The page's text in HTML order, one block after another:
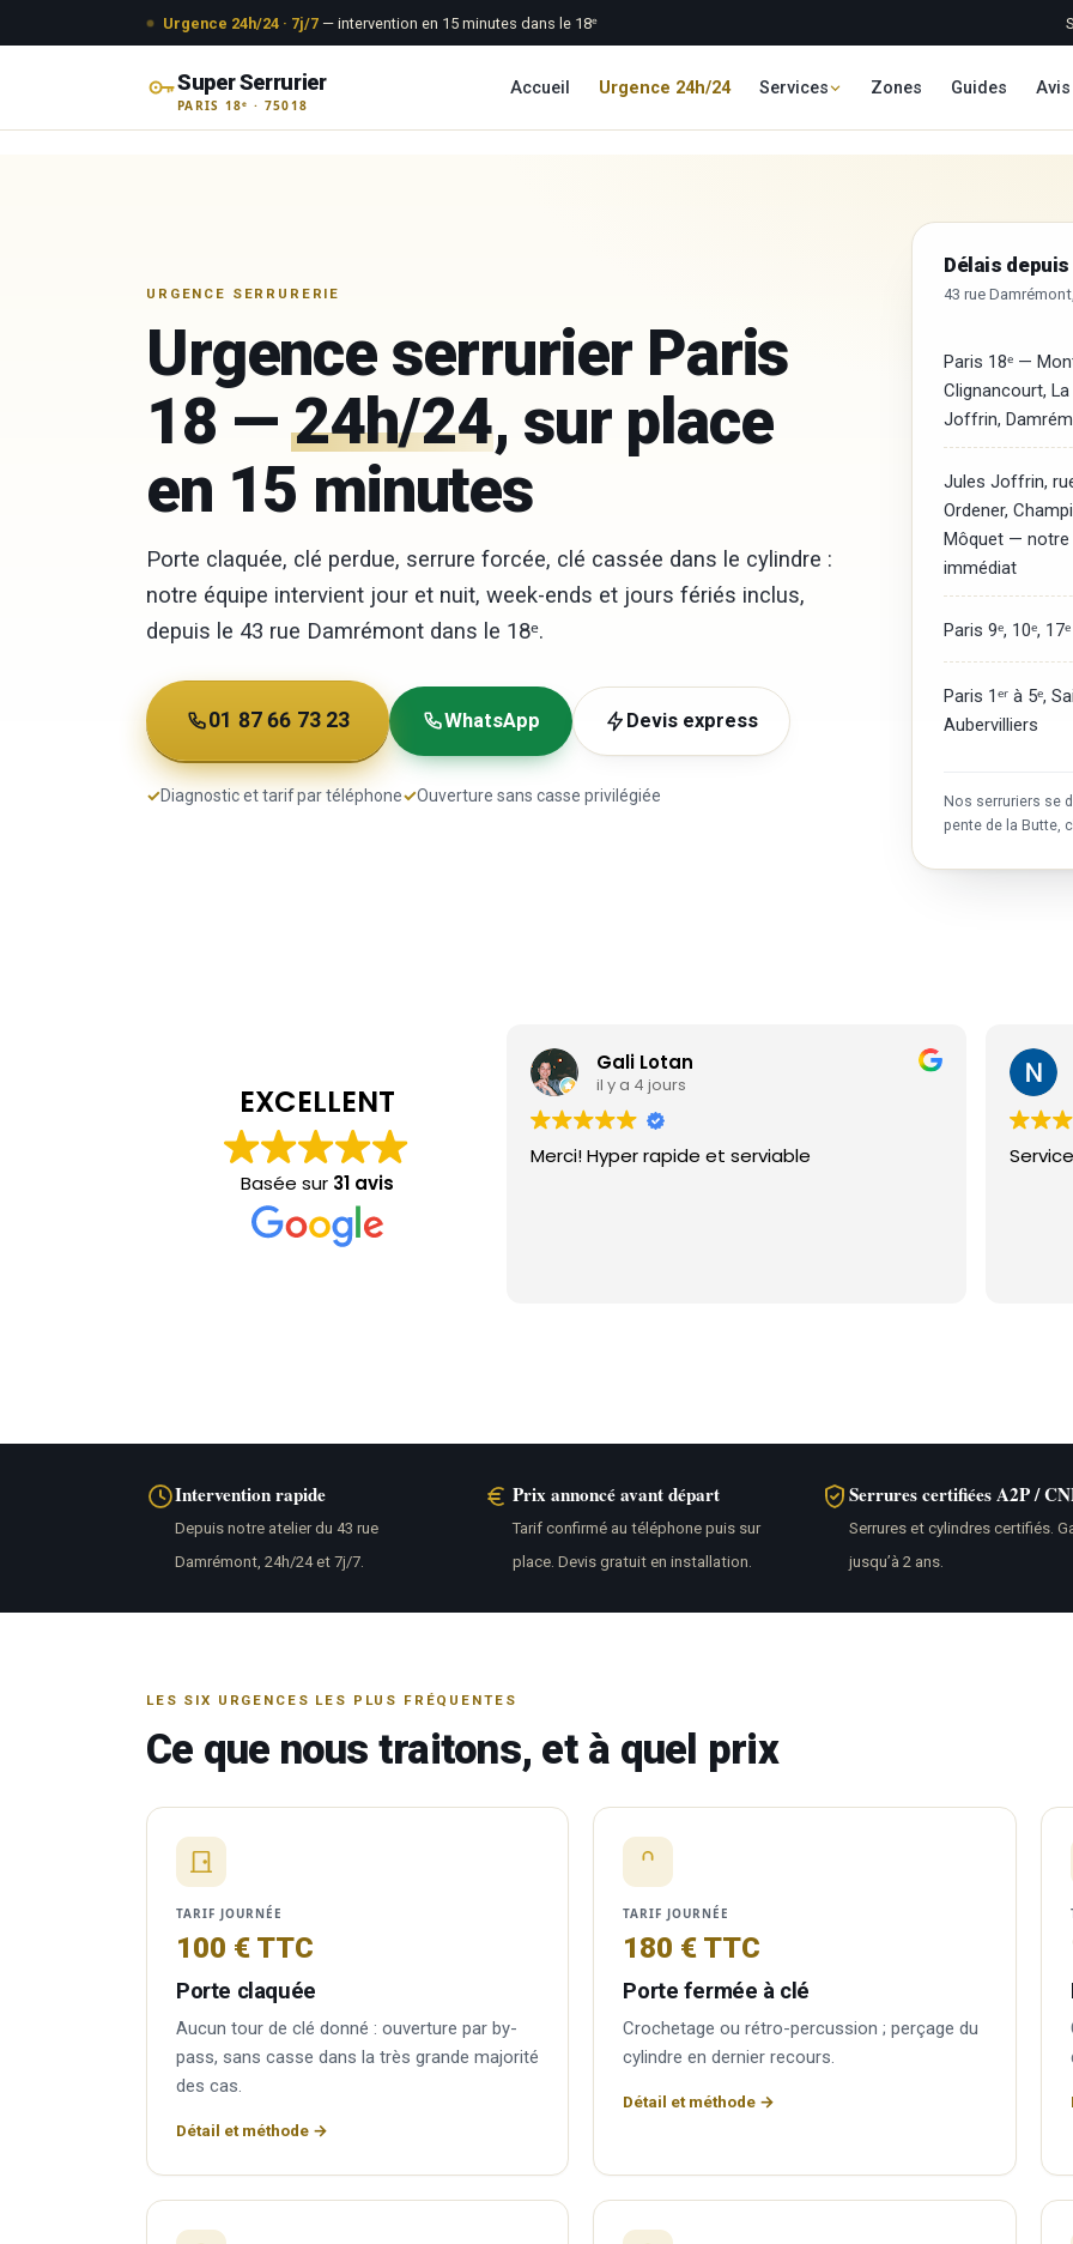
Urgence 24h/24 · 7j/7 — intervention en 15 minutes dans le 18ᵉ
Super Serrurier
PARIS 18ᵉ · 75018
Accueil Urgence 24h/24 Services Zones Guides Avis
URGENCE SERRURERIE
Urgence serrurier Paris
18 —24h/24, sur place
en 15 minutes
Porte claquée, clé perdue, serrure forcée, clé cassée dans le cylindre :
notre équipe intervient jour et nuit, week-ends et jours fériés inclus,
depuis le 43 rue Damrémont dans le 18ᵉ.
01 87 66 73 23 WhatsApp Devis express
✓Diagnostic et tarif par téléphone✓Ouverture sans casse privilégiée
Délais
43 rue
Paris 18ᵉ —
Clignancourt, La
Joffrin,
Jules Joffrin,
Ordener,
Môquet — notre
immédiat
Paris 9ᵉ, 10ᵉ,
Paris 1ᵉʳ à 5ᵉ,
Aubervilliers
Nos serruriers se
pente de la Butte,
EXCELLENT
Basée sur 31 avis
Merci! Hyper rapide et serviable
NiXo
il y a 1 mois
Service efficace, ponctuel et compétent.
Intervention rapide
Depuis notre atelier du 43 rue
Damrémont, 24h/24 et 7j/7.
Prix annoncé avant départ
Tarif confirmé au téléphone puis sur
place. Devis gratuit en installation.
Serrures certifiées A2P /
Serrures et cylindres certifiés.
jusqu’à 2 ans.
LES SIX URGENCES LES PLUS FRÉQUENTES
Ce que nous traitons, et à quel prix
TARIF JOURNÉE
100 € TTC
Porte claquée
Aucun tour de clé donné : ouverture par by-
pass, sans casse dans la très grande majorité
des cas.
Détail et méthode →
TARIF JOURNÉE
180 € TTC
Porte fermée à clé
Crochetage ou rétro-percussion ; perçage du
cylindre en dernier recours.
Détail et méthode →